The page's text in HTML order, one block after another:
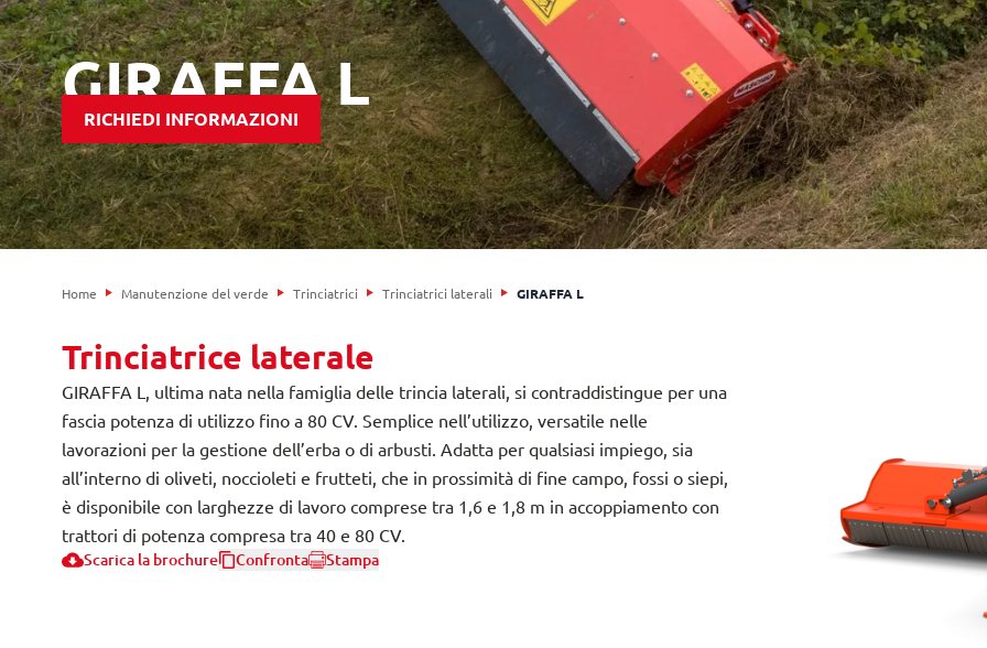
GIRAFFA L
RICHIEDI INFORMAZIONI
Home Manutenzione del verde Trinciatrici Trinciatrici laterali GIRAFFA L
Trinciatrice laterale
GIRAFFA L, ultima nata nella famiglia delle trincia laterali, si contraddistingue per una
fascia potenza di utilizzo fino a 80 CV. Semplice nell’utilizzo, versatile nelle
lavorazioni per la gestione dell’erba o di arbusti. Adatta per qualsiasi impiego, sia
all’interno di oliveti, noccioleti e frutteti, che in prossimità di fine campo, fossi o siepi,
è disponibile con larghezze di lavoro comprese tra 1,6 e 1,8 m in accoppiamento con
trattori di potenza compresa tra 40 e 80 CV.
Scarica la brochure Confronta Stampa